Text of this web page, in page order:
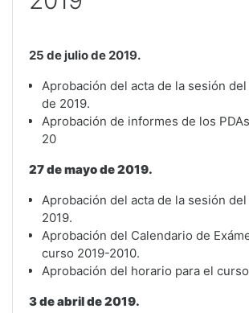
25 de julio de 2019.
Aprobación del acta de la sesión
de 2019.
Aprobación de informes de los
20
27 de mayo de 2019.
Aprobación del acta de la sesión
2019.
Aprobación del Calendario de
curso 2019-2010.
Aprobación del horario para el
3 de abril de 2019.